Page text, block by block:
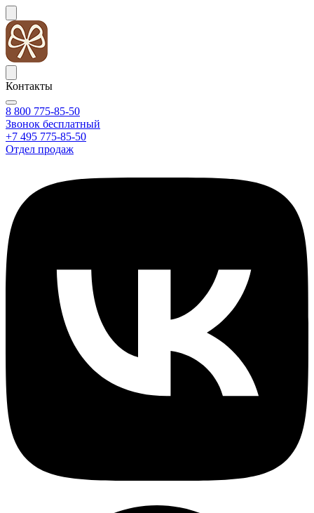
Контакты
8 800 775-85-50
Звонок бесплатный
+7 495 775-85-50
Отдел продаж